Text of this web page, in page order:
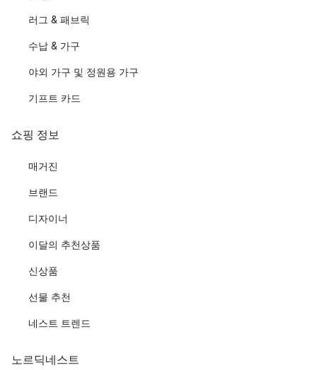
러그 & 패브릭
수납 & 가구
야외 가구 및 정원용 가구
기프트 카드
쇼핑 정보
매거진
브랜드
디자이너
이달의 추천상품
신상품
선물 추천
네스트 트렌드
노르딕네스트